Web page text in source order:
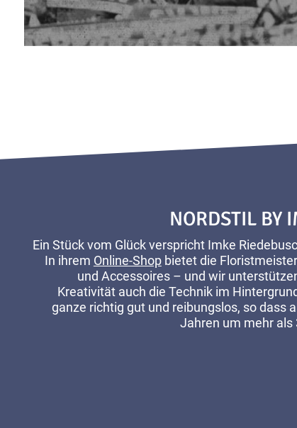
NORDSTIL BY
Ein Stück vom Glück verspricht Imke
In ihrem Online-Shopbietet die
und Accessoires – und wir
Kreativität auch die Technik im
ganze richtig gut und reibungslos, so dass
Jahren um mehr als